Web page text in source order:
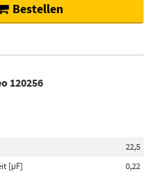
Bestellen
120256
22,5
[µF]
0,22